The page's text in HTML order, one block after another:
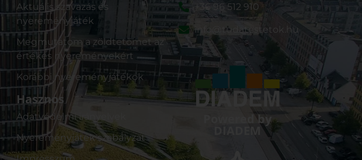
Aktuális szavazás és
nyereményjáték
Megmutatom a zöldtetőmet az
értékes nyereményekért
Korábbi nyereményjátékok
Hasznos
Adatvédelmi irányelvek
Nyereményjáték szabályzat
+36 96 512 910
info@tudatostetok.hu
Powered by